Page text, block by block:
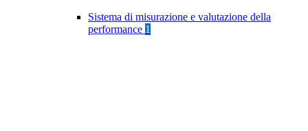
Sistema di misurazione e valutazione della
performance 1